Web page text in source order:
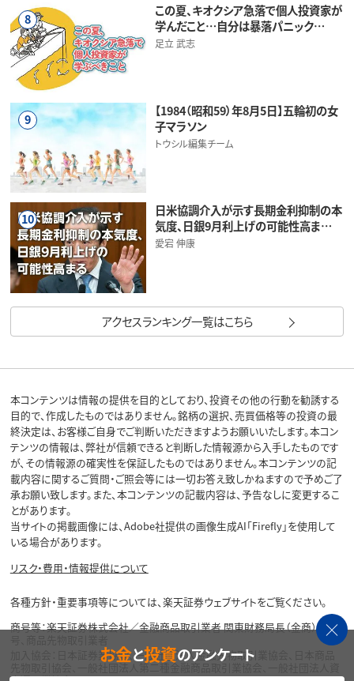
8
この夏、キオクシア急落で個人投資家が
学んだこと…自分は暴落パニック…
足立 武志
9
【1984（昭和59）年8月5日】五輪初の女
子マラソン
トウシル編集チーム
10
日米協調介入が示す長期金利抑制の本
気度、日銀9月利上げの可能性高ま…
愛宕 伸康
アクセスランキング一覧はこちら
本コンテンツは情報の提供を目的としており、投資その他の行動を勧誘する
目的で、作成したものではありません。銘柄の選択、売買価格等の投資の最
終決定は、お客様ご自身でご判断いただきますようお願いいたします。本コン
テンツの情報は、弊社が信頼できると判断した情報源から入手したものです
が、その情報源の確実性を保証したものではありません。本コンテンツの記
載内容に関するご質問・ご照会等には一切お答え致しかねますので予めご了
承お願い致します。また、本コンテンツの記載内容は、予告なしに変更するこ
とがあります。
当サイトの掲載画像には、Adobe社提供の画像生成AI「Firefly」を使用して
いる場合があります。
リスク・費用・情報提供について
各種方針・重要事項等については、楽天証券ウェブサイトをご覧ください。
商号等：楽天証券株式会社／金融商品取引業者 関東財務局長（金商）第195
加入協会：日本証券業協会、一般社団法人金融先物取引業協会、日本商品
先物取引協会、一般社団法人第二種金融商品取引業協会、一般社団法人資
お金と投資のアンケート